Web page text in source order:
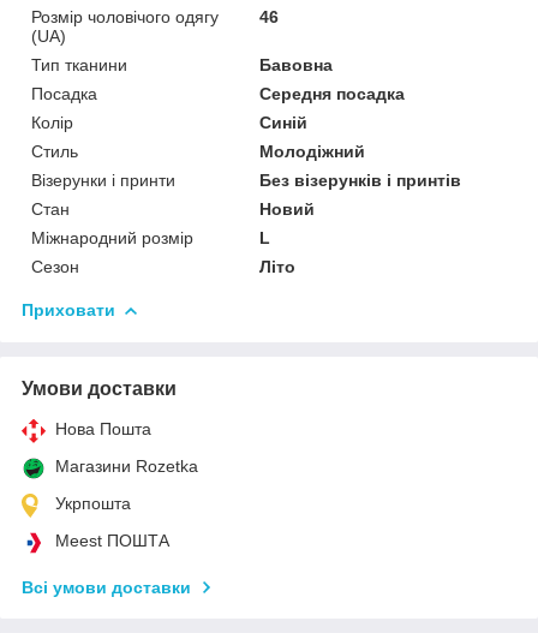
Розмір чоловічого одягу
(UA)
46
Тип тканини
Бавовна
Посадка
Середня посадка
Колір
Синій
Стиль
Молодіжний
Візерунки і принти
Без візерунків і принтів
Стан
Новий
Міжнародний розмір
L
Сезон
Літо
Приховати
Умови доставки
Нова Пошта
Магазини Rozetka
Укрпошта
Meest ПОШТА
Всі умови доставки